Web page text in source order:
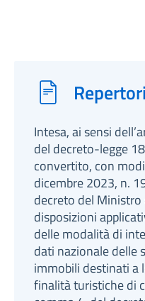
Intesa, ai sensi
del decreto-legge
convertito, con
dicembre 2023, n.
decreto del
disposizioni
delle modalità di
dati nazionale delle
immobili destinati a
finalità turistiche di